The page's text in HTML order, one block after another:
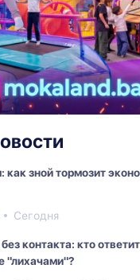
как зной тормозит
Сегодня
контакта: кто
"лихачами"?